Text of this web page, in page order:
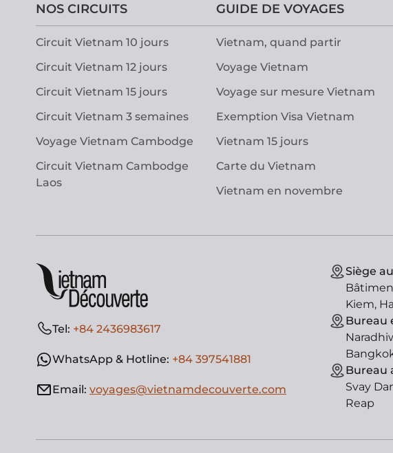
NOS CIRCUITS
Circuit Vietnam 10 jours
Circuit Vietnam 12 jours
Circuit Vietnam 15 jours
Circuit Vietnam 3 semaines
Voyage Vietnam Cambodge
Circuit Vietnam Cambodge
Laos
GUIDE DE VOYAGES
Vietnam, quand partir
Voyage Vietnam
Voyage sur mesure Vietnam
Exemption Visa Vietnam
Vietnam 15 jours
Carte du Vietnam
Vietnam en novembre
Tel: +84 2436983617
WhatsApp & Hotline: +84 397541881
Email: voyages@vietnamdecouverte.com
Siège
Kiem,
Bureau
Bureau
Svay
Reap